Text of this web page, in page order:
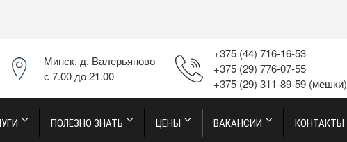
Минск, д. Валерьяново
с 7.00 до 21.00
+375 (44) 716-16-53
+375 (29) 776-07-55
+375 (29) 311-89-59 (мешки)
ПОЛЕЗНО ЗНАТЬ ЦЕНЫ ВАКАНСИИ КОНТАКТЫ